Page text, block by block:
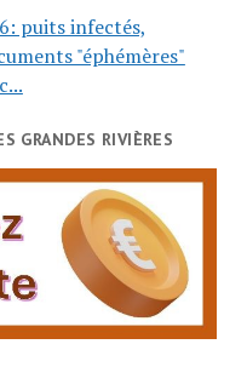
puits infectés,
"éphémères"
GRANDES RIVIÈRES